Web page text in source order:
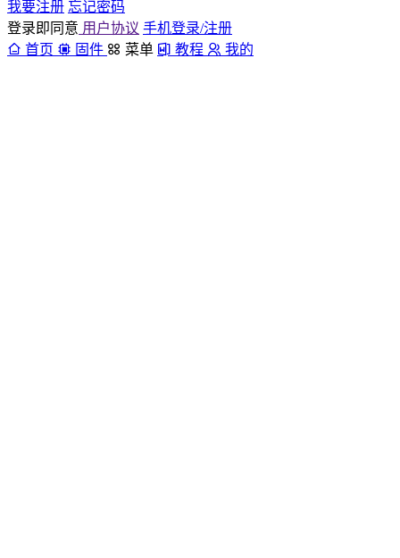
我要注册 忘记密码
登录即同意 用户协议 手机登录/注册
首页
固件 菜单 教程 我的